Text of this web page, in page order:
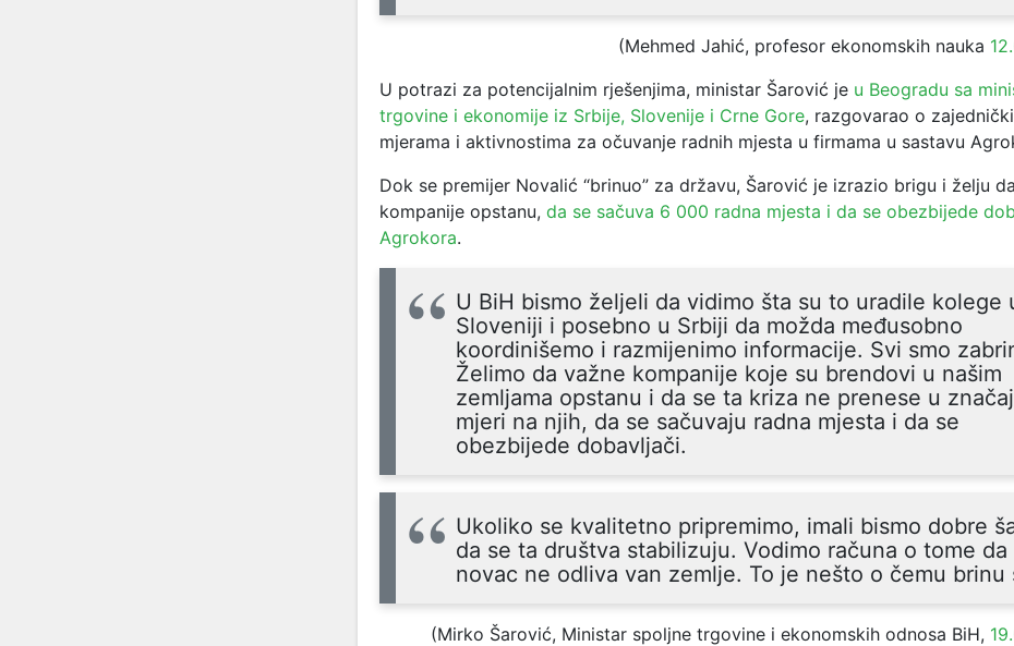
(Mehmed Jahić, profesor ekonomskih nauka
U potrazi za potencijalnim rješenjima, ministar Šarović je u Beogradu sa
trgovine i ekonomije iz Srbije, Slovenije i Crne Gore, razgovarao o
mjerama i aktivnostima za očuvanje radnih mjesta u firmama u sastavu
Dok se premijer Novalić “brinuo” za državu, Šarović je izrazio brigu i želju da
kompanije opstanu, da se sačuva 6 000 radna mjesta i da se obezbijede
Agrokora.
U BiH bismo željeli da vidimo šta su to uradile kolege
Sloveniji i posebno u Srbiji da možda međusobno
koordinišemo i razmijenimo informacije. Svi smo
Želimo da važne kompanije koje su brendovi u našim
zemljama opstanu i da se ta kriza ne prenese u
mjeri na njih, da se sačuvaju radna mjesta i da se
obezbijede dobavljači.
Ukoliko se kvalitetno pripremimo, imali bismo dobre
da se ta društva stabilizuju. Vodimo računa o tome da
novac ne odliva van zemlje. To je nešto o čemu brinu
(Mirko Šarović, Ministar spoljne trgovine i ekonomskih odnosa BiH,